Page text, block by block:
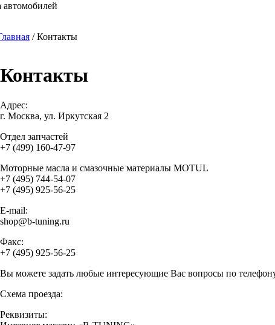
автомобилей
/ Контакты
Контакты
Адрес:
г. Москва, ул. Иркутская 2
Отдел запчастей
+7 (499) 160-47-97
Моторные масла и смазочные материалы MOTUL
+7 (495) 744-54-07
+7 (495) 925-56-25
E-mail:
shop@b-tuning.ru
Факс:
+7 (495) 925-56-25
Вы можете задать любые интересующие Вас вопросы по
Схема проезда:
Реквизиты: